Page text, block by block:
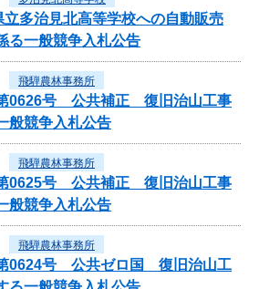
多治見北高等学校への自動販売
る一般競争入札公告
飛騨農林事務所
第0626号 公共補正 復旧治山工事
般競争入札公告
飛騨農林事務所
第0625号 公共補正 復旧治山工事
般競争入札公告
飛騨農林事務所
第0624号 公共ゼロ国 復旧治山工